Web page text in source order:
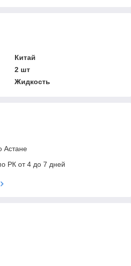
Китай
2 шт
Жидкость
Астане
РК от 4 до 7 дней